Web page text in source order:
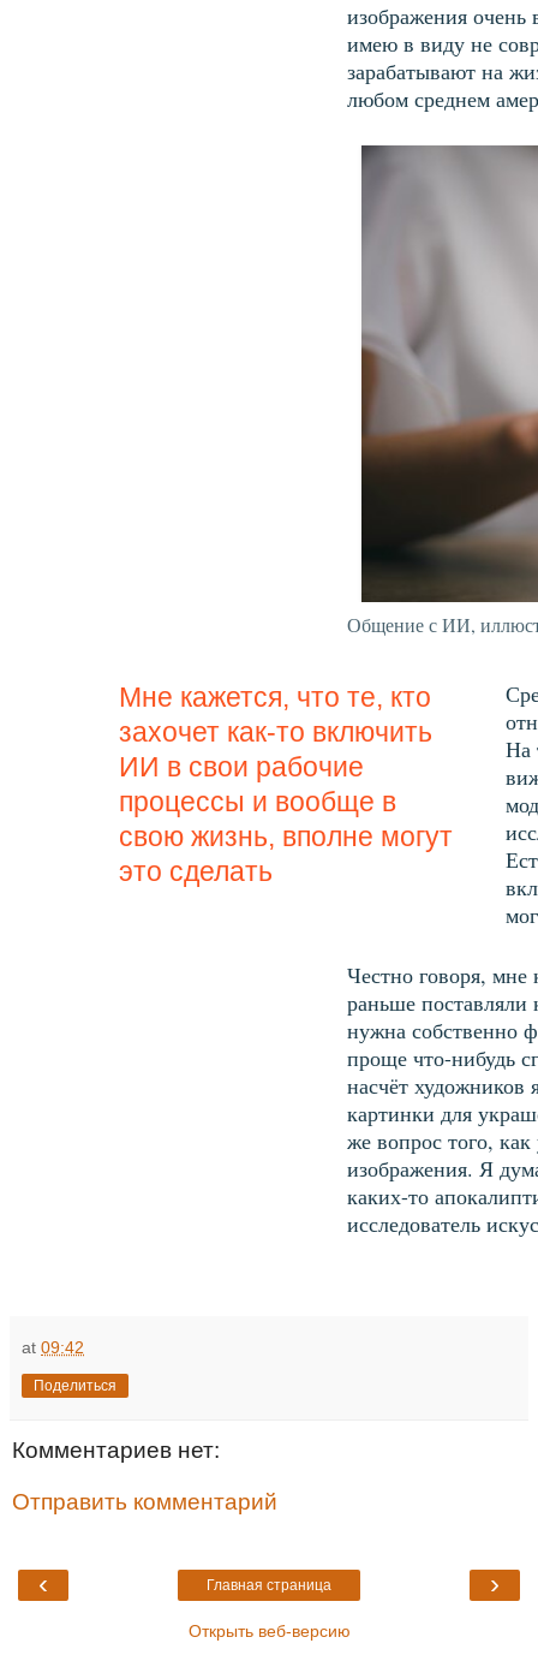
изображения очень
имею в виду не
зарабатывают на
любом среднем
Общение с ИИ,
Мне кажется, что те, кто
захочет как-то включить
ИИ в свои рабочие
процессы и вообще в
свою жизнь, вполне могут
это сделать
На
Честно говоря, мне
раньше поставляли
нужна собственно
проще что-нибудь
насчёт
картинки для
же вопрос того, как
изображения. Я
каких-то
исследователь
at 09:42
Поделиться
Комментариев нет:
Отправить комментарий
‹ ›
Главная страница
Открыть веб-версию